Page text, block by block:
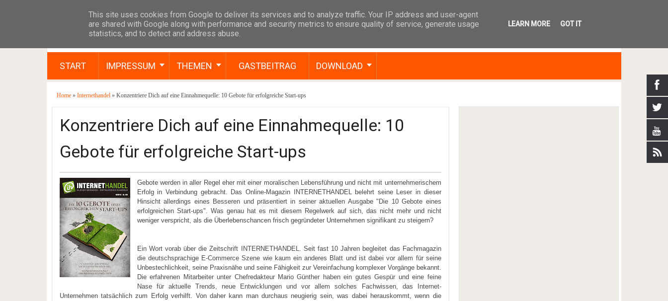
START IMPRESSUM THEMEN GASTBEITRAG DOWNLOAD
Home » Internethandel » Konzentriere Dich auf eine Einnahmequelle: 10 Gebote für erfolgreiche Start-ups
Konzentriere Dich auf eine Einnahmequelle: 10
Gebote für erfolgreiche Start-ups
Gebote werden in aller Regel eher mit einer moralischen Lebensführung und nicht mit unternehmerischem
Erfolg in Verbindung gebracht. Das Online-Magazin INTERNETHANDEL belehrt seine Leser in dieser
Hinsicht allerdings eines Besseren und präsentiert in seiner aktuellen Ausgabe "Die 10 Gebote eines
erfolgreichen Start-ups". Was genau hat es mit diesem Regelwerk auf sich, das nicht mehr und nicht
weniger verspricht, als die Überlebenschancen frisch gegründeter Unternehmen signifikant zu steigern?
Ein Wort vorab über die Zeitschrift INTERNETHANDEL. Seit fast 10 Jahren begleitet das Fachmagazin
die deutschsprachige E-Commerce Szene wie kaum ein anderes Blatt und ist dabei vor allem für seine
Unbestechlichkeit, seine Praxisnähe und seine Fähigkeit zur Vereinfachung komplexer Vorgänge bekannt.
Die erfahrenen Mitarbeiter unter Chefredakteur Mario Günther haben ein gutes Gespür und eine feine
Nase für aktuelle Trends, neue Entwicklungen und vor allem solches Fachwissen, das Internet-
Unternehmen tatsächlich zum Erfolg verhilft. Von daher kann man durchaus neugierig sein, was dabei herauskommt, wenn die
This site uses cookies from Google to deliver its services and to analyze traffic. Your IP address and user-agent
are shared with Google along with performance and security metrics to ensure quality of service, generate usage
statistics, and to detect and address abuse.
LEARN MORE GOT IT